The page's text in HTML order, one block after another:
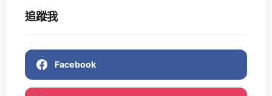
追蹤我
Facebook